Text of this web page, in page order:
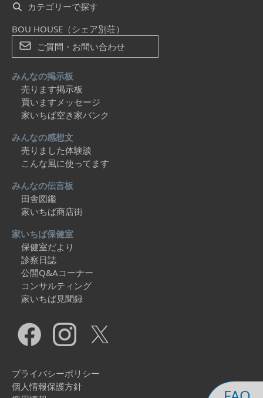
カテゴリーで探す
BOU HOUSE（シェア別荘）
ご質問・お問い合わせ
みんなの掲示板
売ります掲示板
買いますメッセージ
家いちば空き家バンク
みんなの感想文
売りました体験談
こんな風に使ってます
みんなの伝言板
田舎図鑑
家いちば商店街
家いちば保健室
保健室だより
診察日誌
公開Q&Aコーナー
コンサルティング
家いちば見聞録
プライバシーポリシー
個人情報保護方針